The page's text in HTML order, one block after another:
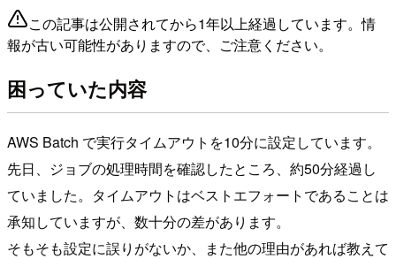
この記事は公開されてから1年以上経過しています。情
報が古い可能性がありますので、ご注意ください。
困っていた内容
AWS Batch で実行タイムアウトを10分に設定しています。
先日、ジョブの処理時間を確認したところ、約50分経過し
ていました。タイムアウトはベストエフォートであることは
承知していますが、数十分の差があります。
そもそも設定に誤りがないか、また他の理由があれば教えて